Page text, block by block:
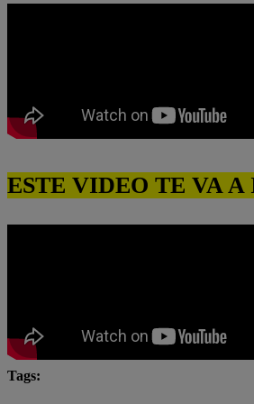
ESTE VIDEO TE VA A
Tags: